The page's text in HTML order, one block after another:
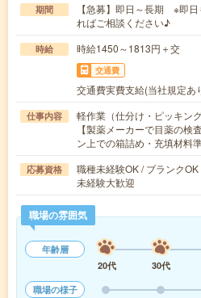
期間
【急募】即日～長期 ※即
ればご相談ください♪
時給 時給1450～1813円＋交
交通費
交通費実費支給(当社規定あ
仕事内容
軽作業（仕分け・ピッキン
【製薬メーカーで目薬の検
ン上での箱詰め・充填材料
応募資格
職種未経験OK / ブランク
未経験大歓迎
職場の雰囲気
年齢層
20代
30代
職場の様子